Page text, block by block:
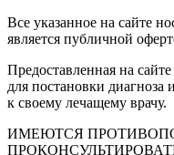
Все указанное на сайте
является публичной
Предоставленная на
для постановки диагноза
к своему лечащему врачу.
ИМЕЮТСЯ